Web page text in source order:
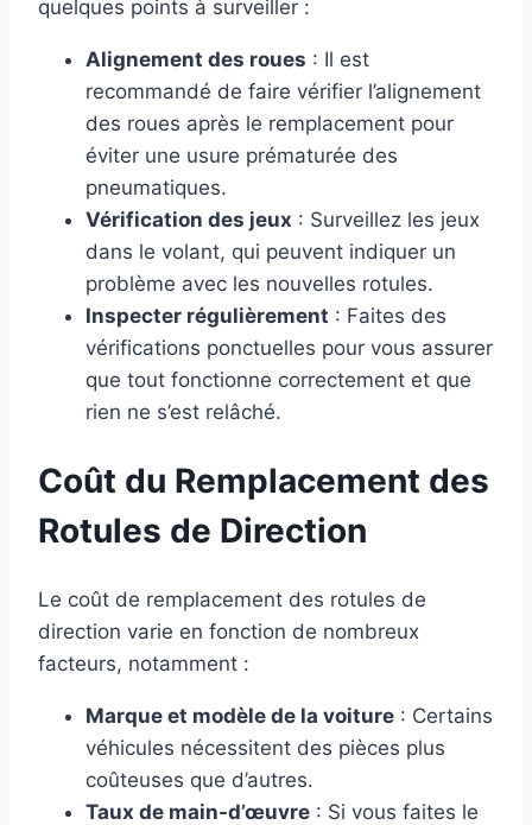
quelques points à surveiller :
Alignement des roues : Il est
recommandé de faire vérifier l’alignement
des roues après le remplacement pour
éviter une usure prématurée des
pneumatiques.
Vérification des jeux : Surveillez les jeux
dans le volant, qui peuvent indiquer un
problème avec les nouvelles rotules.
Inspecter régulièrement : Faites des
vérifications ponctuelles pour vous assurer
que tout fonctionne correctement et que
rien ne s’est relâché.
Coût du Remplacement des
Rotules de Direction
Le coût de remplacement des rotules de
direction varie en fonction de nombreux
facteurs, notamment :
Marque et modèle de la voiture : Certains
véhicules nécessitent des pièces plus
coûteuses que d’autres.
Taux de main-d’œuvre : Si vous faites le